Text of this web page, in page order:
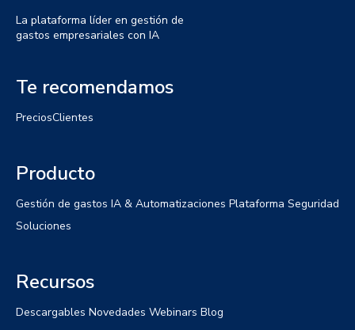
La plataforma líder en gestión de
gastos empresariales con IA
Te recomendamos
PreciosClientes
Producto
Gestión de gastos IA & Automatizaciones Plataforma Seguridad
Soluciones
Recursos
Descargables Novedades Webinars Blog